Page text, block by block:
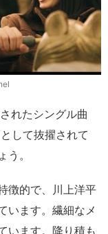
れたシングル曲
して抜擢されて
。
徴的で、川上洋平
います。繊細なメ
います。降り積も